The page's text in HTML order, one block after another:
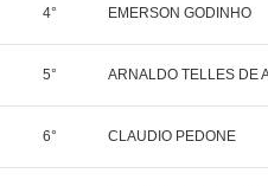
4° EMERSON GODINHO
5° ARNALDO TELLES DE
6° CLAUDIO PEDONE